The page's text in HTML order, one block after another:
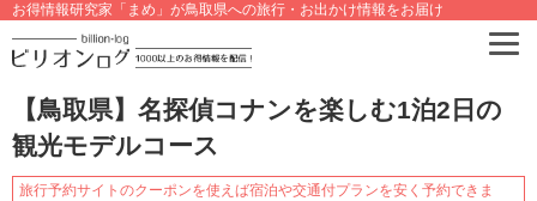
お得情報研究家「まめ」が鳥取県への旅行・お出かけ情報をお届け
【鳥取県】名探偵コナンを楽しむ1泊2日の
観光モデルコース
旅行予約サイトのクーポンを使えば宿泊や交通付プランを安く予約できま